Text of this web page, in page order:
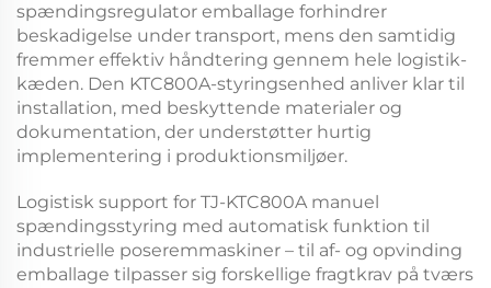
spændingsregulator emballage forhindrer
beskadigelse under transport, mens den samtidig
fremmer effektiv håndtering gennem hele logistik-
kæden. Den KTC800A-styringsenhed anliver klar til
installation, med beskyttende materialer og
dokumentation, der understøtter hurtig
implementering i produktionsmiljøer.
Logistisk support for TJ-KTC800A manuel
spændingsstyring med automatisk funktion til
industrielle poseremmaskiner – til af- og opvinding
emballage tilpasser sig forskellige fragtkrav på tværs